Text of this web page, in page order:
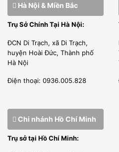
chọn từ kỹ sư điện lạnh, tay
học, cao đẳng chất lượng tại
CUNG CẤP TRỌN GÓI -LẮP
vấn, thiết kế, cung cấp, lắp đặt
thiết bị công nghiệp, thiết bị bếp
Hà Nội & Miền Bắc
Trụ Sở Chính Tại Hà Nội:
ĐCN Di Trạch, xã Di Trạch,
huyện Hoài Đức, Thành phố
Hà Nội
Điện thoại: 0936.005.828
Chi nhánh Hồ Chí Minh
Trụ sở tại Hồ Chí Minh: